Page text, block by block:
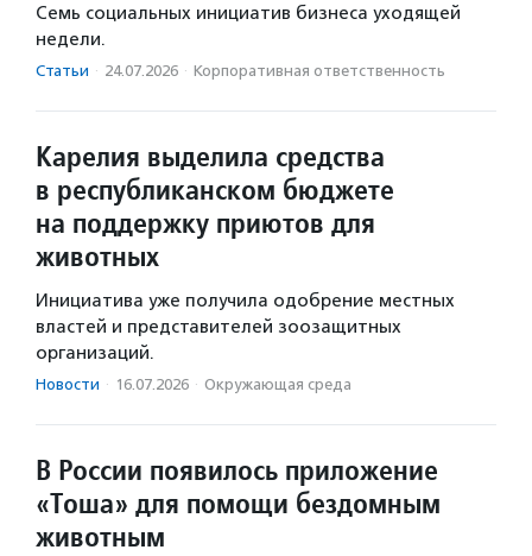
Семь социальных инициатив бизнеса уходящей
недели.
Статьи · 24.07.2026 · Корпоративная ответственность
Карелия выделила средства
в республиканском бюджете
на поддержку приютов для
животных
Инициатива уже получила одобрение местных
властей и представителей зоозащитных
организаций.
Новости · 16.07.2026 · Окружающая среда
В России появилось приложение
«Тоша» для помощи бездомным
животным